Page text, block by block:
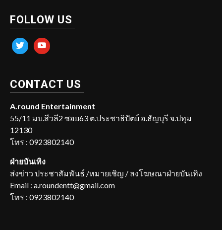
FOLLOW US
twitter youtube
CONTACT US
A.round Entertainment
55/11 มบ.สีวลี2 ซอย63 ต.ประชาธิปัตย์ อ.ธัญบุรี จ.ปทุม
12130
โทร : 0923802140
ฝ่ายบันเทิง
ส่งข่าว ประชาสัมพันธ์ /หมายเชิญ / ลงโฆษณาฝ่ายบันเทิง
Email : a.roundentt@gmail.com
โทร : 0923802140